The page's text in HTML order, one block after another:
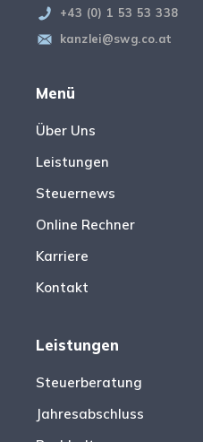
+43 (0) 1 53 53 338
kanzlei@swg.co.at
Menü
Über Uns
Leistungen
Steuernews
Online Rechner
Karriere
Kontakt
Leistungen
Steuerberatung
Jahresabschluss